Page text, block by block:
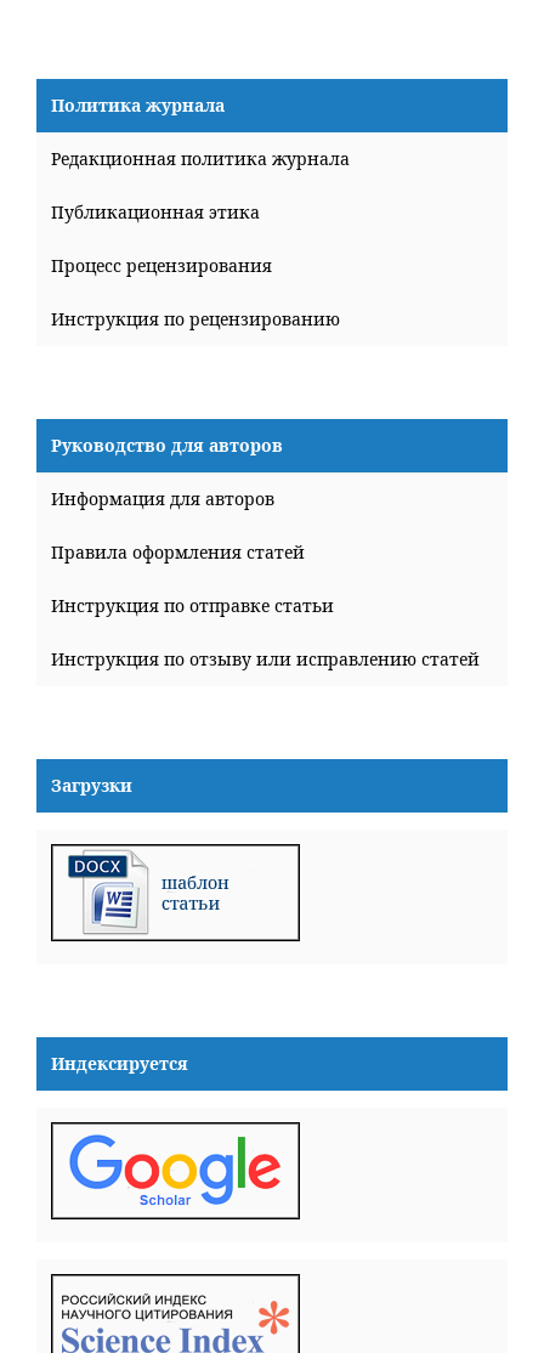
Политика журнала
Редакционная политика журнала
Публикационная этика
Процесс рецензирования
Инструкция по рецензированию
Руководство для авторов
Информация для авторов
Правила оформления статей
Инструкция по отправке статьи
Инструкция по отзыву или исправлению статей
Загрузки
Индексируется